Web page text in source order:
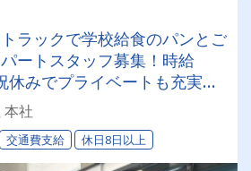
ラックで学校給食のパンとご
ートスタッフ募集！時給
みでプライベートも充実！
10分・マイカー通勤OK！
本社
交通費支給 休日8日以上